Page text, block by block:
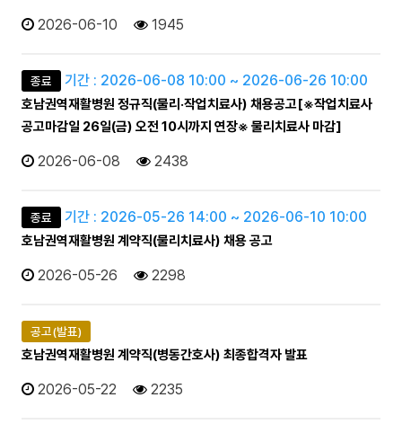
2026-06-10 1945
종료 기간 : 2026-06-08 10:00 ~ 2026-06-26 10:00
호남권역재활병원 정규직(물리·작업치료사) 채용공고[※작업치료사
공고마감일 26일(금) 오전 10시까지 연장※ 물리치료사 마감]
2026-06-08 2438
종료 기간 : 2026-05-26 14:00 ~ 2026-06-10 10:00
호남권역재활병원 계약직(물리치료사) 채용 공고
2026-05-26 2298
공고(발표)
호남권역재활병원 계약직(병동간호사) 최종합격자 발표
2026-05-22 2235